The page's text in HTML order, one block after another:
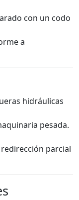
con un codo
a
hidráulicas
pesada.
parcial